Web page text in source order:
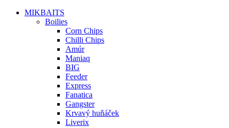
MIKBAITS
Boilies
Corn Chips
Chilli Chips
Amúr
Maniaq
BIG
Feeder
Express
Fanatica
Gangster
Krvavý huňáček
Liverix